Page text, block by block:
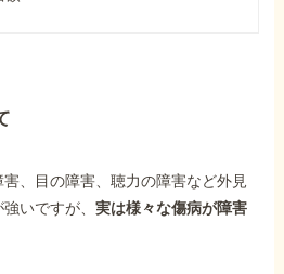
、目の障害、聴力の障害など外見
強いですが、実は様々な傷病が障害